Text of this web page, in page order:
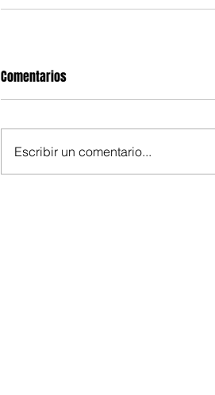
Comentarios
Escribir un comentario...